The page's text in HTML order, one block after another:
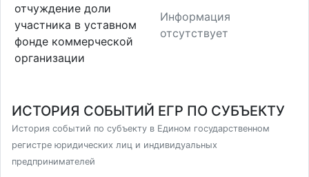
отчуждение доли
участника в уставном
фонде коммерческой
организации
Информация
отсутствует
ИСТОРИЯ СОБЫТИЙ ЕГР ПО СУБЪЕКТУ
История событий по субъекту в Едином государственном
регистре юридических лиц и индивидуальных
предпринимателей